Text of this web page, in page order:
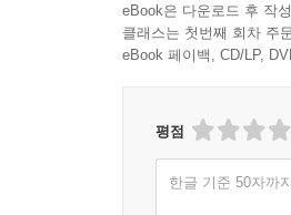
eBook은 다운로드 후 작
클래스는 첫번째 회차 주
eBook 페이백, CD/LP,
평점
한글 기준 50자까